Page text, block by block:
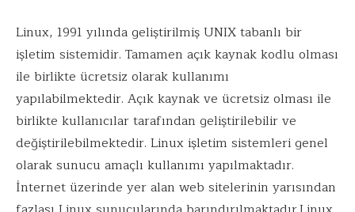
Linux, 1991 yılında geliştirilmiş UNIX tabanlı bir
işletim sistemidir. Tamamen açık kaynak kodlu olması
ile birlikte ücretsiz olarak kullanımı
yapılabilmektedir. Açık kaynak ve ücretsiz olması ile
birlikte kullanıcılar tarafından geliştirilebilir ve
değiştirilebilmektedir. Linux işletim sistemleri genel
olarak sunucu amaçlı kullanımı yapılmaktadır.
İnternet üzerinde yer alan web sitelerinin yarısından